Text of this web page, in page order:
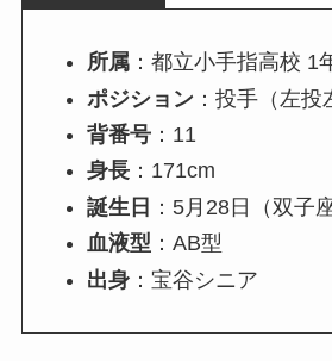
所属：都立小手指高校 1
ポジション：投手（左投
背番号：11
身長：171cm
誕生日 ：5月28日（双子座
血液型 ：AB型
出身：宝谷シニア